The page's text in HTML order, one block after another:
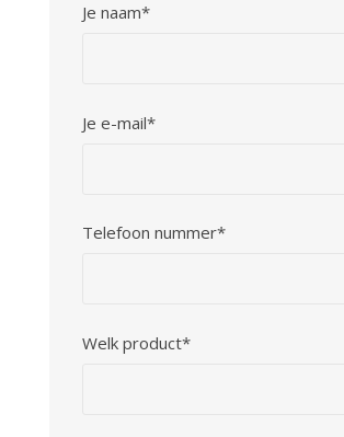
Je naam*
Je e-mail*
Telefoon nummer*
Welk product*